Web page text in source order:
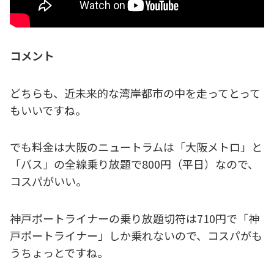
コメント
どちらも、近未来的な湾岸都市の中を走ってとって
もいいですね。
でも料金は大阪のニュートラムは「大阪メトロ」と
「バス」の全線乗り放題で800円（平日）なので、
コスパがいい。
神戸ポートライナーの乗り放題切符は710円で「神
戸ポートライナー」しか乗れないので、コスパがも
うちょっとですね。